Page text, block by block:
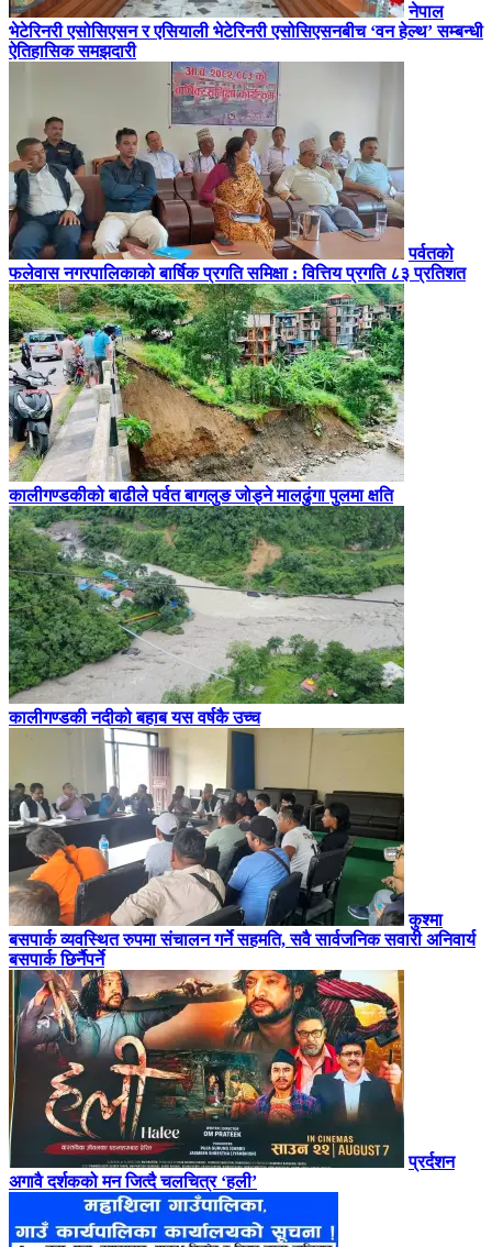
नेपाल
भेटेरिनरी एसोसिएसन र एसियाली भेटेरिनरी एसोसिएसनबीच ‘वन हेल्थ’ सम्बन्धी
ऐतिहासिक समझदारी
पर्वतको
फलेवास नगरपालिकाको बार्षिक प्रगति समिक्षा : वित्तिय प्रगति ८३ प्रतिशत
कालीगण्डकीको बाढीले पर्वत बागलुङ जोड्ने मालढुंगा पुलमा क्षति
कालीगण्डकी नदीको बहाब यस वर्षकै उच्च
कुश्मा
बसपार्क व्यवस्थित रुपमा संचालन गर्ने सहमति, सवै सार्वजनिक सवारी अनिवार्य
बसपार्क छिर्नैपर्ने
प्रर्दशन
अगावै दर्शकको मन जित्दै चलचित्र ‘हली’